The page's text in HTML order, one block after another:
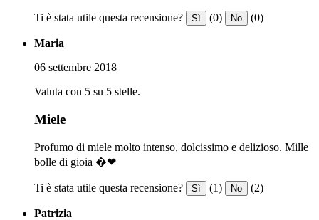
Ti è stata utile questa recensione? Sì (0) No (0)
Maria
06 settembre 2018
Valuta con 5 su 5 stelle.
Miele
Profumo di miele molto intenso, dolcissimo e delizioso. Mille
bolle di gioia �❤
Ti è stata utile questa recensione? Sì (1) No (2)
Patrizia